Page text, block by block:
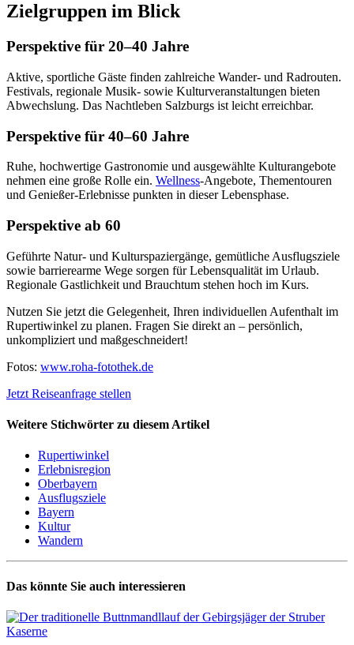
Zielgruppen im Blick
Perspektive für 20–40 Jahre
Aktive, sportliche Gäste finden zahlreiche Wander- und Radrouten.
Festivals, regionale Musik- sowie Kulturveranstaltungen bieten
Abwechslung. Das Nachtleben Salzburgs ist leicht erreichbar.
Perspektive für 40–60 Jahre
Ruhe, hochwertige Gastronomie und ausgewählte Kulturangebote
nehmen eine große Rolle ein. Wellness-Angebote, Thementouren
und Genießer-Erlebnisse punkten in dieser Lebensphase.
Perspektive ab 60
Geführte Natur- und Kulturspaziergänge, gemütliche Ausflugsziele
sowie barrierearme Wege sorgen für Lebensqualität im Urlaub.
Regionale Gastlichkeit und Brauchtum stehen hoch im Kurs.
Nutzen Sie jetzt die Gelegenheit, Ihren individuellen Aufenthalt im
Rupertiwinkel zu planen. Fragen Sie direkt an – persönlich,
unkompliziert und maßgeschneidert!
Fotos: www.roha-fotothek.de
Jetzt Reiseanfrage stellen
Weitere Stichwörter zu diesem Artikel
Rupertiwinkel
Erlebnisregion
Oberbayern
Ausflugsziele
Bayern
Kultur
Wandern
Das könnte Sie auch interessieren